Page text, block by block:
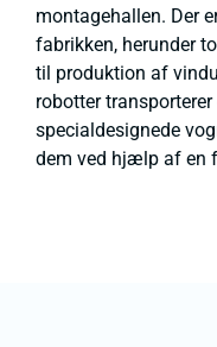
montagehallen. Der
fabrikken, herunder
til produktion af
robotter
specialdesignede
dem ved hjælp af en